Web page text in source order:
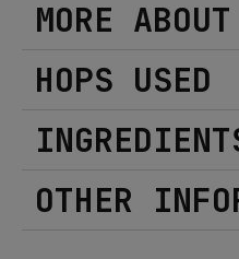
MORE
HOPS USED
OTHER